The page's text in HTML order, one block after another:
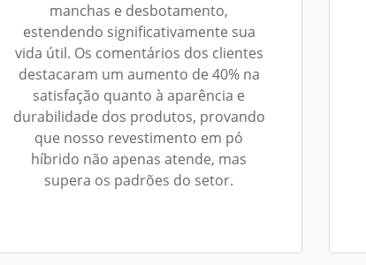
manchas e desbotamento,
estendendo significativamente sua
vida útil. Os comentários dos clientes
destacaram um aumento de 40% na
satisfação quanto à aparência e
durabilidade dos produtos, provando
que nosso revestimento em pó
híbrido não apenas atende, mas
supera os padrões do setor.